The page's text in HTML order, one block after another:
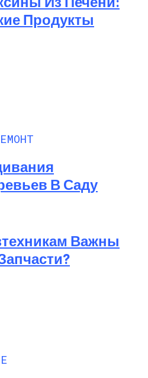
Продукты
В Саду
Важны